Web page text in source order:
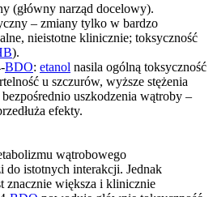
(główny narząd docelowy).
– zmiany tylko w bardzo
nieistotne klinicznie; toksyczność
).
BDO: etanol nasila ogólną toksyczność
u szczurów, wyższe stężenia
uszkodzenia wątroby –
efekty.
wątrobowego
istotnych interakcji. Jednak
znacznie większa i klinicznie